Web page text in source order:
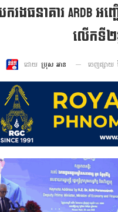
ងធនាគារ ARDB
លើកទី២
ដោយ ប្រុស អាន ចេញផ្សាយ